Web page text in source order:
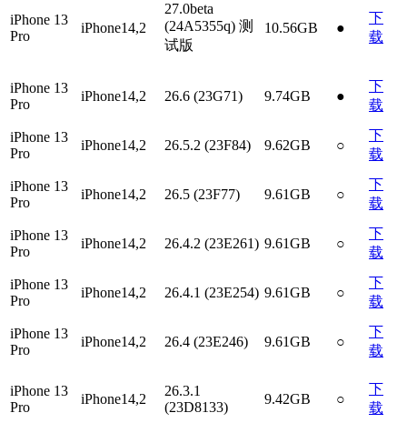
iPhone 13
Pro
iPhone14,2
27.0beta
(24A5355q) 测
试版
10.56GB ●
下
载
iPhone 13
Pro
iPhone14,2 26.6 (23G71) 9.74GB ●
下
载
iPhone 13
Pro
iPhone14,2 26.5.2 (23F84) 9.62GB ○
下
载
iPhone 13
Pro
iPhone14,2 26.5 (23F77) 9.61GB ○
下
载
iPhone 13
Pro
iPhone14,2 26.4.2 (23E261) 9.61GB ○
下
载
iPhone 13
Pro
iPhone14,2 26.4.1 (23E254) 9.61GB ○
下
载
iPhone 13
Pro
iPhone14,2 26.4 (23E246) 9.61GB ○
下
载
iPhone 13
Pro
iPhone14,2
26.3.1
(23D8133)
9.42GB ○
下
载